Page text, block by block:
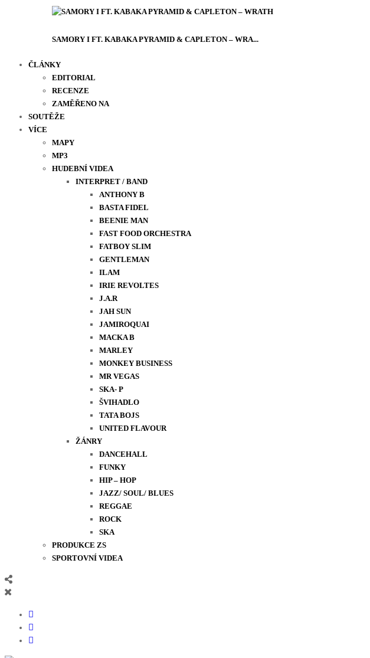
SAMORY I FT. KABAKA PYRAMID & CAPLETON – WRA...
ČLÁNKY
EDITORIAL
RECENZE
ZAMĚŘENO NA
SOUTĚŽE
VÍCE
MAPY
MP3
HUDEBNÍ VIDEA
INTERPRET / BAND
ANTHONY B
BASTA FIDEL
BEENIE MAN
FAST FOOD ORCHESTRA
FATBOY SLIM
GENTLEMAN
ILAM
IRIE REVOLTES
J.A.R
JAH SUN
JAMIROQUAI
MACKA B
MARLEY
MONKEY BUSINESS
MR VEGAS
SKA- P
ŠVIHADLO
TATA BOJS
UNITED FLAVOUR
ŽÁNRY
DANCEHALL
FUNKY
HIP – HOP
JAZZ/ SOUL/ BLUES
REGGAE
ROCK
SKA
PRODUKCE ZS
SPORTOVNÍ VIDEA